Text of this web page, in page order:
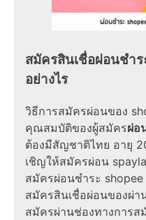
สมัครสินเชื่อผ่อนชำ
อย่างไร
วิธีการสมัครผ่อนของ
คุณสมบัติของผู้สมัครผ่อ
ต้องมีสัญชาติไทย อายุ
เชิญให้สมัครผ่อน
สมัครผ่อนชำระ
สมัครสินเชื่อผ่อนของผ่า
สมัครผ่านช่องทางการส